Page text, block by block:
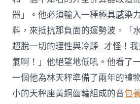
器」。他必須輸入一種極具感染
料，來抵抗那負面的運勢波。「
超脫一切的理性與冷靜…才怪！
氣啊！」他絕望地低吼。他看了
一個他為林天秤準備了兩年的禮
小的天秤座黃銅齒輪組成的音包